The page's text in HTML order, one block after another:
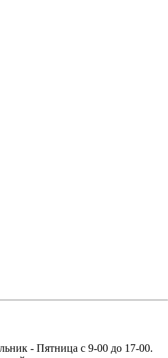
- Пятница с 9-00 до 17-00.